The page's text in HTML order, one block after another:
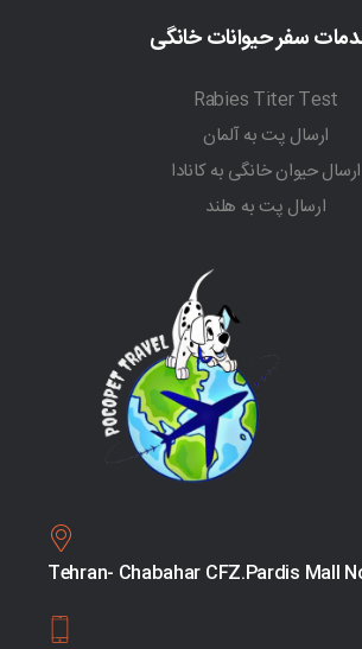
سفر حیوانات خانگی
Rabies Titer Test
ارسال پت به آلمان
ارسال حیوان خانگی به کانادا
ارسال پت به هلند
Tehran- Chabahar CFZ.Pardis Mall